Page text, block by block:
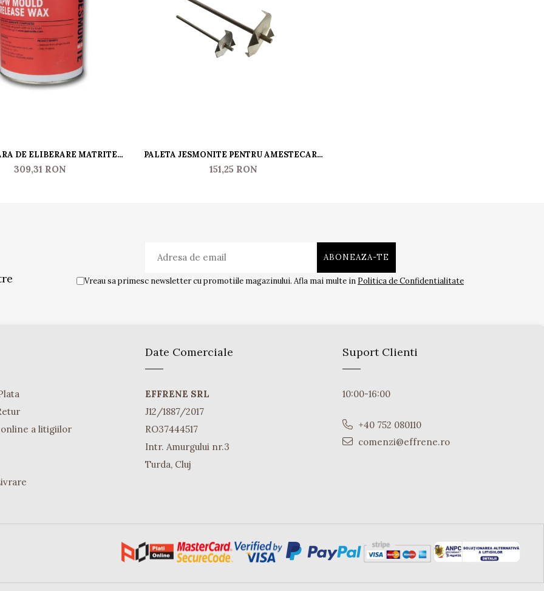
DE ELIBERARE MATRITE
JESMONITE
309,31 RON
PALETA JESMONITE PENTRU AMESTECARE
RASINA - MICA
151,25 RON
Vreau sa primesc newsletter cu promotiile magazinului. Afla mai multe in Politica de Confidentialitate
a litigiilor
Date Comerciale
EFFRENE SRL
J12/1887/2017
RO37444517
Intr. Amurgului nr.3
Turda, Cluj
Suport Clienti
10:00-16:00
+40 752 080110
comenzi@effrene.ro